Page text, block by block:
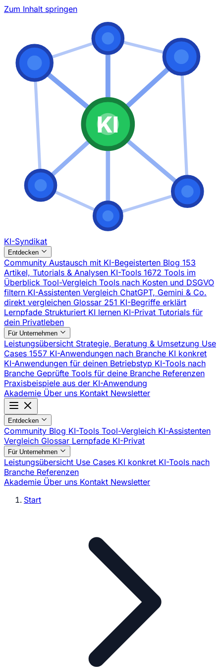
Zum Inhalt springen
KI
KI-Syndikat
Entdecken
Community Austausch mit KI-Begeisterten Blog 153
Artikel, Tutorials & Analysen KI-Tools 1672 Tools im
Überblick Tool-Vergleich Tools nach Kosten und DSGVO
filtern KI-Assistenten Vergleich ChatGPT, Gemini & Co.
direkt vergleichen Glossar 251 KI-Begriffe erklärt
Lernpfade Strukturiert KI lernen KI-Privat Tutorials für
dein Privatleben
Für Unternehmen
Leistungsübersicht Strategie, Beratung & Umsetzung Use
Cases 1557 KI-Anwendungen nach Branche KI konkret
KI-Anwendungen für deinen Betriebstyp KI-Tools nach
Branche Geprüfte Tools für deine Branche Referenzen
Praxisbeispiele aus der KI-Anwendung
Akademie Über uns Kontakt Newsletter
Entdecken
Community Blog KI-Tools Tool-Vergleich KI-Assistenten
Vergleich Glossar Lernpfade KI-Privat
Für Unternehmen
Leistungsübersicht Use Cases KI konkret KI-Tools nach
Branche Referenzen
Akademie Über uns Kontakt Newsletter
Start